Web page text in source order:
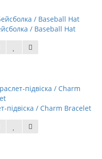
/ Baseball Hat
підвіска / Charm Bracelet